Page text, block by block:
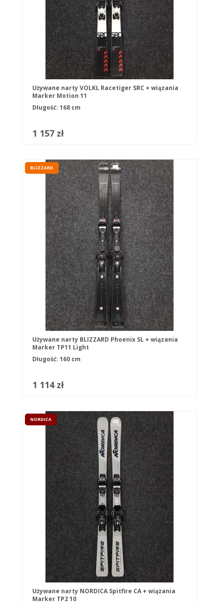
Używane narty VOLKL Racetiger SRC + wiązania
Marker Motion 11
Długość: 168 cm
1 157 zł
BLIZZARD
Używane narty BLIZZARD Phoenix SL + wiązania
Marker TP11 Light
Długość: 160 cm
1 114 zł
NORDICA
Używane narty NORDICA Spitfire CA + wiązania
Marker TP2 10